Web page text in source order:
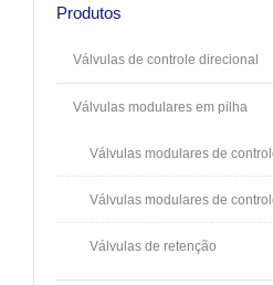
Produtos
Válvulas de controle direcional
Válvulas modulares em pilha
Válvulas modulares de
Válvulas modulares de
Válvulas de retenção